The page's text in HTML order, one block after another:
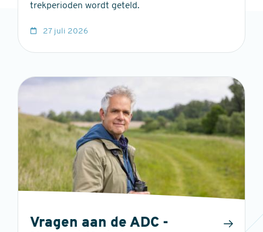
trekperioden wordt geteld.
27 juli 2026
Vragen aan de ADC -